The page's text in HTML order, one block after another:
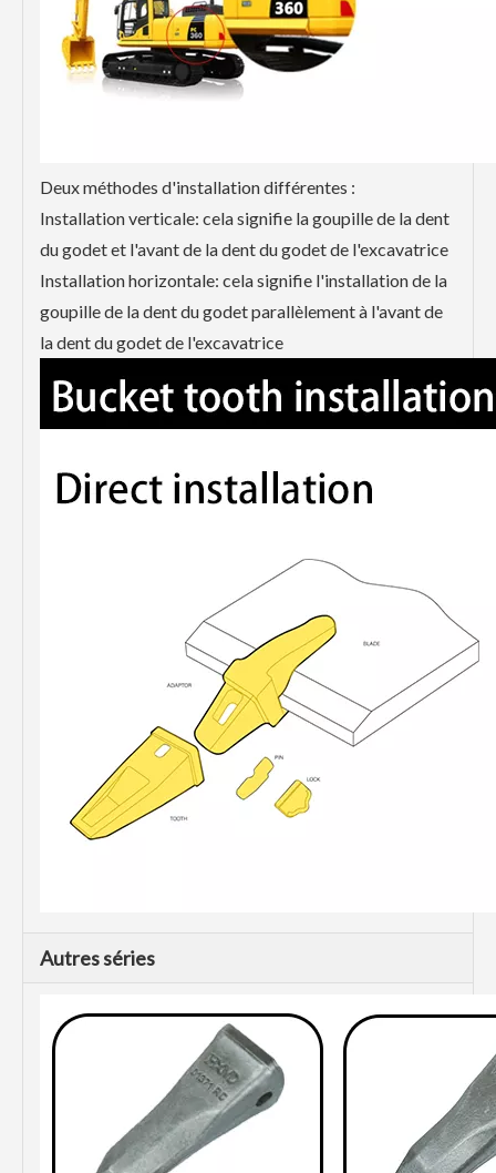
Deux méthodes d'installation différentes :
Installation verticale: cela signifie la goupille de la dent
du godet et l'avant de la dent du godet de l'excavatrice
Installation horizontale: cela signifie l'installation de la
goupille de la dent du godet parallèlement à l'avant de
la dent du godet de l'excavatrice
Autres séries